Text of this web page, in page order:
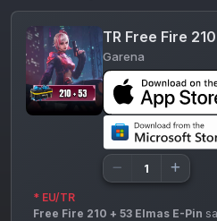
TR Free Fire
Garena
* EU/TR
Free Fire 210 + 53 Elmas E-Pin